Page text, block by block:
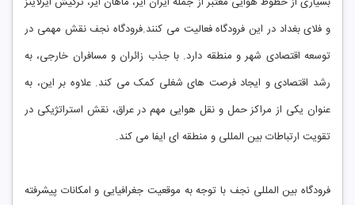
و فلای بغداد در این فرودگاه فعالیت می ‌کنند.فرودگاه نجف نقش مهمی در
توسعه اقتصادی شهر و منطقه دارد. با جذب زائران و مسافران خارجی، به
رشد اقتصادی و ایجاد فرصت ‌های شغلی کمک می ‌کند. علاوه بر این، به
عنوان یکی از مراکز حمل و نقل هوایی مهم در عراق، نقش استراتژیکی در
تقویت ارتباطات بین ‌المللی و منطقه ‌ای ایفا می ‌کند.
فرودگاه بین ‌المللی نجف با توجه به موقعیت جغرافیایی و امکانات پیشرفته